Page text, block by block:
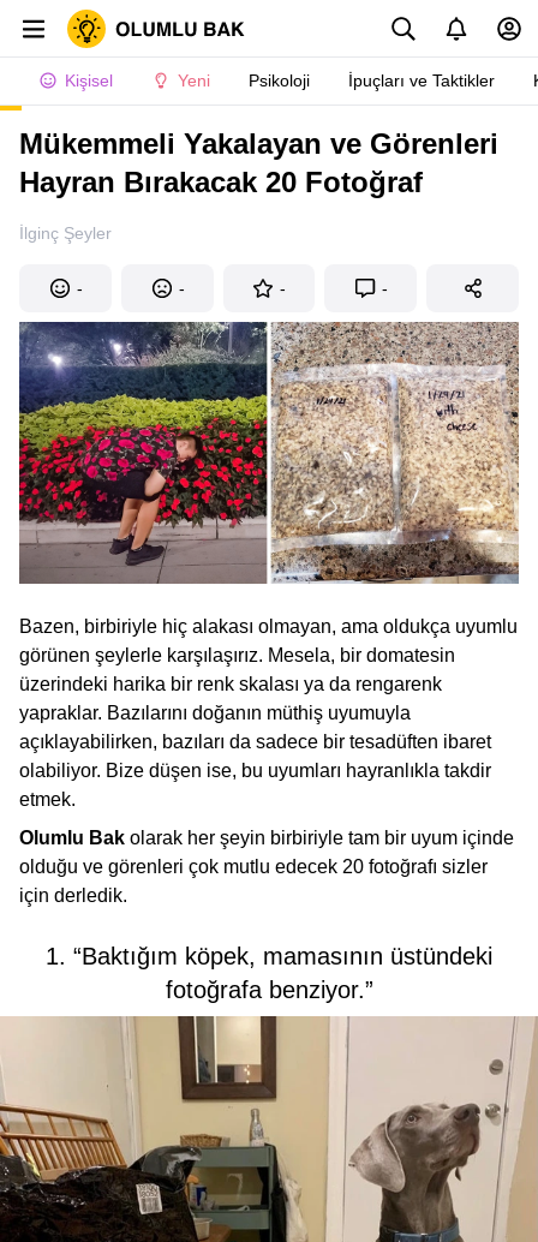
Kişisel Yeni Psikoloji İpuçları ve Taktikler
Mükemmeli Yakalayan ve Görenleri
Hayran Bırakacak 20 Fotoğraf
İlginç Şeyler
- - - -
Bazen, birbiriyle hiç alakası olmayan, ama oldukça uyumlu
görünen şeylerle karşılaşırız. Mesela, bir domatesin
üzerindeki harika bir renk skalası ya da rengarenk
yapraklar. Bazılarını doğanın müthiş uyumuyla
açıklayabilirken, bazıları da sadece bir tesadüften ibaret
olabiliyor. Bize düşen ise, bu uyumları hayranlıkla takdir
etmek.
Olumlu Bak olarak her şeyin birbiriyle tam bir uyum içinde
olduğu ve görenleri çok mutlu edecek 20 fotoğrafı sizler
için derledik.
1. “Baktığım köpek, mamasının üstündeki
fotoğrafa benziyor.”